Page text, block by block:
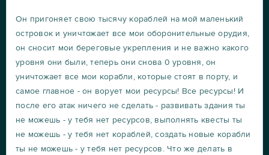
Он пригоняет свою тысячу кораблей на мой маленький
островок и уничтожает все мои оборонительные орудия,
он сносит мои береговые укрепления и не важно какого
уровня они были, теперь они снова 0 уровня, он
уничтожает все мои корабли, которые стоят в порту, и
самое главное - он ворует мои ресурсы! Все ресурсы! И
после его атак ничего не сделать - развивать здания ты
не можешь - у тебя нет ресурсов, выполнять квесты ты
не можешь - у тебя нет кораблей, создать новые корабли
ты не можешь - у тебя нет ресурсов. Что же делать в